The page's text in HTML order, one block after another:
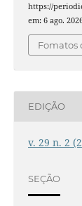
https://
em: 6 ago.
Fomatos
EDIÇÃO
v. 29 n. 2
SEÇÃO